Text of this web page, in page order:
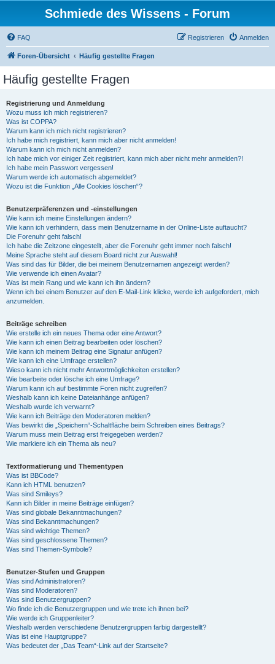
Schmiede des Wissens - Forum
FAQ Anmelden
Registrieren
Foren-Übersicht Häufig gestellte Fragen
Häufig gestellte Fragen
Registrierung und Anmeldung
Wozu muss ich mich registrieren?
Was ist COPPA?
Warum kann ich mich nicht registrieren?
Ich habe mich registriert, kann mich aber nicht anmelden!
Warum kann ich mich nicht anmelden?
Ich habe mich vor einiger Zeit registriert, kann mich aber nicht mehr anmelden?!
Ich habe mein Passwort vergessen!
Warum werde ich automatisch abgemeldet?
Wozu ist die Funktion „Alle Cookies löschen“?
Benutzerpräferenzen und -einstellungen
Wie kann ich meine Einstellungen ändern?
Wie kann ich verhindern, dass mein Benutzername in der Online-Liste auftaucht?
Die Forenuhr geht falsch!
Ich habe die Zeitzone eingestellt, aber die Forenuhr geht immer noch falsch!
Meine Sprache steht auf diesem Board nicht zur Auswahl!
Was sind das für Bilder, die bei meinem Benutzernamen angezeigt werden?
Wie verwende ich einen Avatar?
Was ist mein Rang und wie kann ich ihn ändern?
Wenn ich bei einem Benutzer auf den E-Mail-Link klicke, werde ich aufgefordert, mich
anzumelden.
Beiträge schreiben
Wie erstelle ich ein neues Thema oder eine Antwort?
Wie kann ich einen Beitrag bearbeiten oder löschen?
Wie kann ich meinem Beitrag eine Signatur anfügen?
Wie kann ich eine Umfrage erstellen?
Wieso kann ich nicht mehr Antwortmöglichkeiten erstellen?
Wie bearbeite oder lösche ich eine Umfrage?
Warum kann ich auf bestimmte Foren nicht zugreifen?
Weshalb kann ich keine Dateianhänge anfügen?
Weshalb wurde ich verwarnt?
Wie kann ich Beiträge den Moderatoren melden?
Was bewirkt die „Speichern“-Schaltfläche beim Schreiben eines Beitrags?
Warum muss mein Beitrag erst freigegeben werden?
Wie markiere ich ein Thema als neu?
Textformatierung und Thementypen
Was ist BBCode?
Kann ich HTML benutzen?
Was sind Smileys?
Kann ich Bilder in meine Beiträge einfügen?
Was sind globale Bekanntmachungen?
Was sind Bekanntmachungen?
Was sind wichtige Themen?
Was sind geschlossene Themen?
Was sind Themen-Symbole?
Benutzer-Stufen und Gruppen
Was sind Administratoren?
Was sind Moderatoren?
Was sind Benutzergruppen?
Wo finde ich die Benutzergruppen und wie trete ich ihnen bei?
Wie werde ich Gruppenleiter?
Weshalb werden verschiedene Benutzergruppen farbig dargestellt?
Was ist eine Hauptgruppe?
Was bedeutet der „Das Team“-Link auf der Startseite?